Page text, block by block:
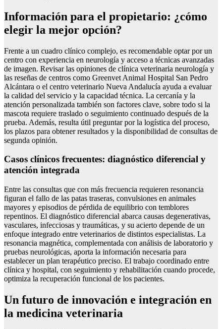
Información para el propietario: ¿cómo
elegir la mejor opción?
Frente a un cuadro clínico complejo, es recomendable optar por un
centro con experiencia en neurología y acceso a técnicas avanzadas
de imagen. Revisar las opiniones de clínica veterinaria neurología y
las reseñas de centros como Greenvet Animal Hospital San Pedro
Alcántara o el centro veterinario Nueva Andalucía ayuda a evaluar
la calidad del servicio y la capacidad técnica. La cercanía y la
atención personalizada también son factores clave, sobre todo si la
mascota requiere traslado o seguimiento continuado después de la
prueba. Además, resulta útil preguntar por la logística del proceso,
los plazos para obtener resultados y la disponibilidad de consultas de
segunda opinión.
Casos clínicos frecuentes: diagnóstico diferencial y
atención integrada
Entre las consultas que con más frecuencia requieren resonancia
figuran el fallo de las patas traseras, convulsiones en animales
mayores y episodios de pérdida de equilibrio con temblores
repentinos. El diagnóstico diferencial abarca causas degenerativas,
vasculares, infecciosas y traumáticas, y su acierto depende de un
enfoque integrado entre veterinarios de distintos especialistas. La
resonancia magnética, complementada con análisis de laboratorio y
pruebas neurológicas, aporta la información necesaria para
establecer un plan terapéutico preciso. El trabajo coordinado entre
clínica y hospital, con seguimiento y rehabilitación cuando procede,
optimiza la recuperación funcional de los pacientes.
Un futuro de innovación e integración en
la medicina veterinaria